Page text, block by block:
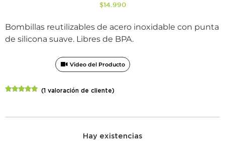
$14.990
Bombillas reutilizables de acero inoxidable con punta
de silicona suave. Libres de BPA.
Video del Producto
a
(1 valoración de cliente)
Hay existencias